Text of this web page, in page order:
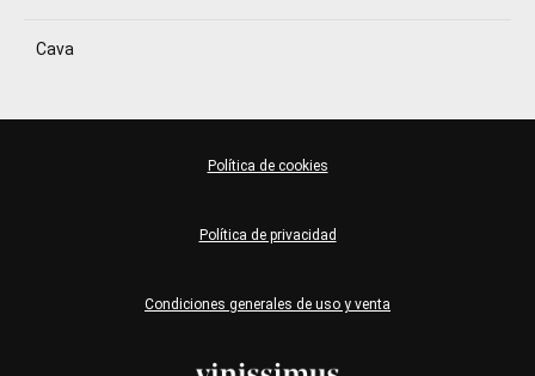
Cava
Condiciones generales de uso y venta
Política de privacidad
Política de cookies